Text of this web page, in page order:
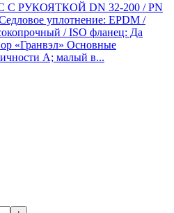
РУКОЯТКОЙ DN 32-200 / PN
уплотнение: EPDM /
/ ISO фланец: Да
«Гранвэл» Основные
А; малый в...